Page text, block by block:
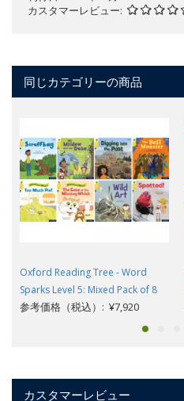
カスタマーレビュー
同じカテゴリーの商品
Oxford Reading Tree - Word
Sparks Level 5: Mixed Pack of 8
参考価格（税込）: ¥7,920
カスタマーレビュー